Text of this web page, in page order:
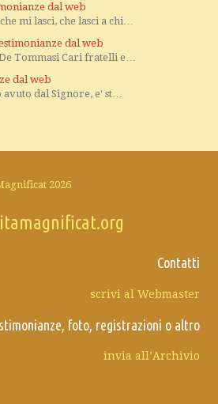
dal web
mi lasci, che lasci a chi…
dal web
Tommasi Cari fratelli e…
dal web
avuto dal Signore, e' st…
2026
Contatti
scrivi al Webmaster
foto, registrazioni o altro
invia all’Archivio